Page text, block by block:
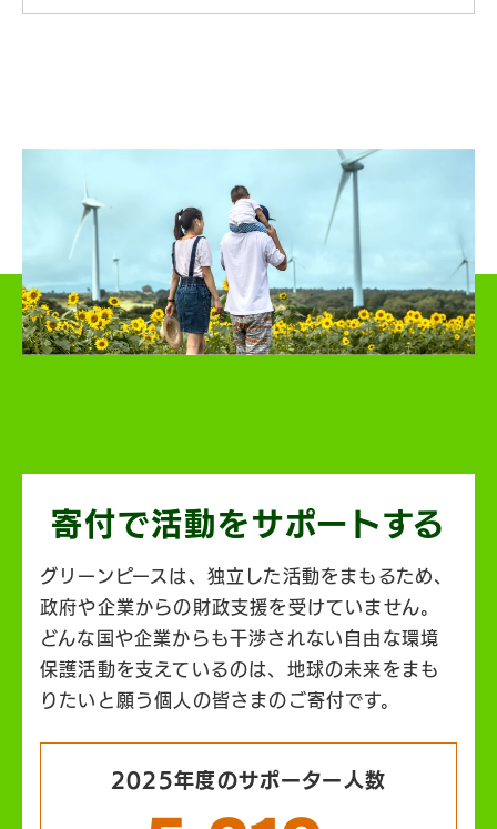
寄付で活動をサポートする
グリーンピースは、独立した活動をまもるため、
政府や企業からの財政支援を受けていません。
どんな国や企業からも干渉されない自由な環境
保護活動を支えているのは、地球の未来をまも
りたいと願う個人の皆さまのご寄付です。
2025年度のサポーター人数